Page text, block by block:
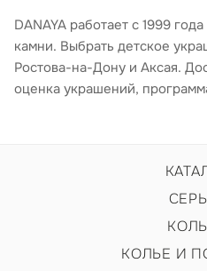
DANAYA работает с 1999
камни. Выбрать детское
Ростова-на-Дону и Аксая.
оценка украшений,
КОЛЬЕ И